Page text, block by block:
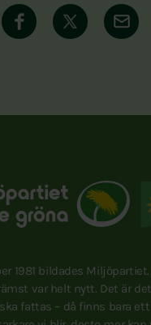
1981 bildades
var helt nytt. Det är
fattas – då finns bara